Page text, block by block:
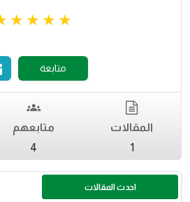
متابعة
المقالات
1
متابعهم
4
احدث المقالات